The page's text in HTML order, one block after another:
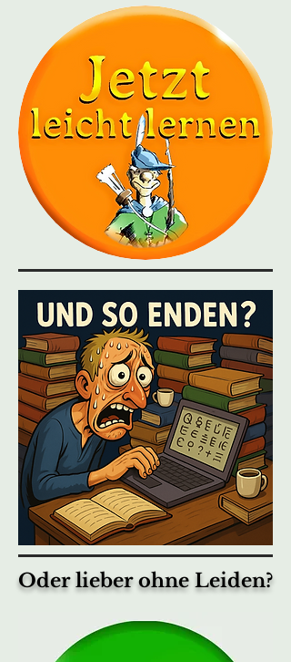
Oder lieber ohne Leiden?